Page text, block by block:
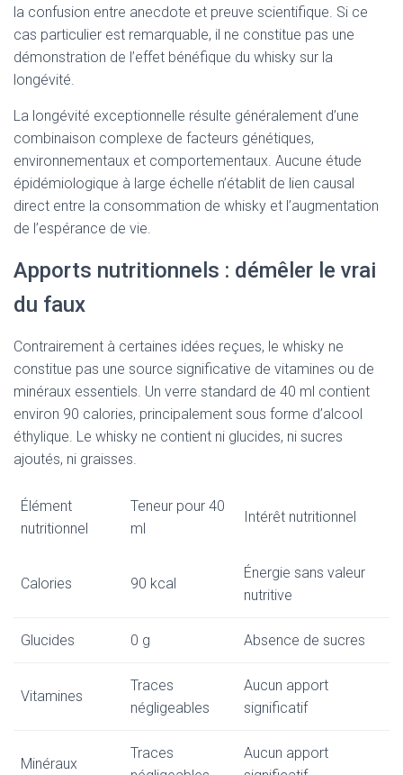
la confusion entre anecdote et preuve scientifique. Si ce
cas particulier est remarquable, il ne constitue pas une
démonstration de l’effet bénéfique du whisky sur la
longévité.
La longévité exceptionnelle résulte généralement d’une
combinaison complexe de facteurs génétiques,
environnementaux et comportementaux. Aucune étude
épidémiologique à large échelle n’établit de lien causal
direct entre la consommation de whisky et l’augmentation
de l’espérance de vie.
Apports nutritionnels : démêler le vrai
du faux
Contrairement à certaines idées reçues, le whisky ne
constitue pas une source significative de vitamines ou de
minéraux essentiels. Un verre standard de 40 ml contient
environ 90 calories, principalement sous forme d’alcool
éthylique. Le whisky ne contient ni glucides, ni sucres
ajoutés, ni graisses.
Élément
nutritionnel
Teneur pour 40
ml
Intérêt nutritionnel
Calories 90 kcal
Énergie sans valeur
nutritive
Glucides 0 g Absence de sucres
Vitamines
Traces
négligeables
Aucun apport
significatif
Minéraux
Traces
Aucun apport